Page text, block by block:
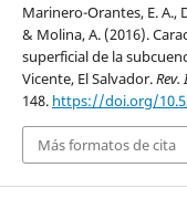
Marinero-Orantes, E. A.,
& Molina, A. (2016).
superficial de la
Vicente, El Salvador.
148. https://doi.org/
Más formatos de cita